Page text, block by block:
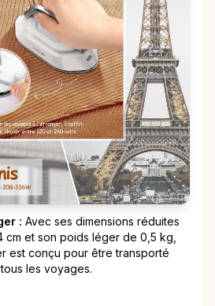
: Avec ses dimensions réduites
cm et son poids léger de 0,5 kg,
est conçu pour être transporté
les voyages.